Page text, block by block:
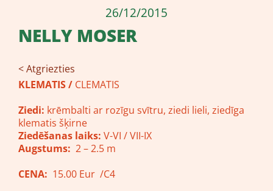
26/12/2015
NELLY MOSER
< Atgriezties
KLEMATIS / CLEMATIS
Ziedi: krēmbalti ar rozīgu svītru, ziedi lieli, ziedīga
klematis šķirne
Ziedēšanas laiks: V-VI / VII-IX
Augstums: 2 – 2.5 m
CENA: 15.00 Eur /C4